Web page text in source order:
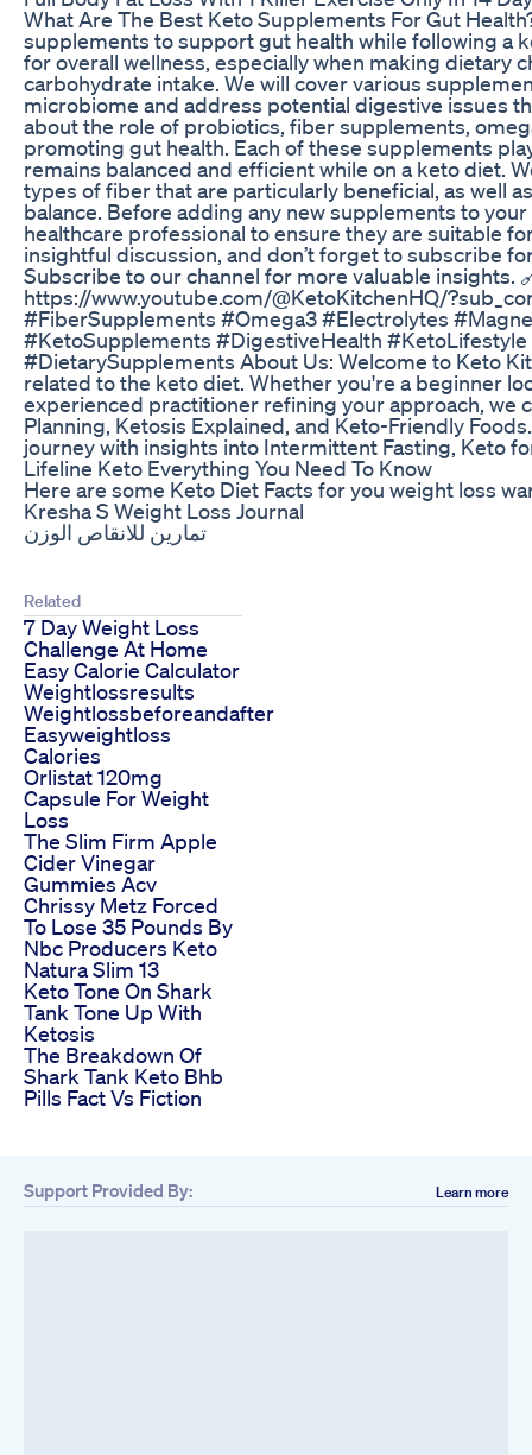
What Are The Best Keto Supplements For Gut
supplements to support gut health while following a
for overall wellness, especially when making dietary
carbohydrate intake. We will cover various
microbiome and address potential digestive issues
about the role of probiotics, fiber supplements,
promoting gut health. Each of these supplements
remains balanced and efficient while on a keto diet.
types of fiber that are particularly beneficial, as well
balance. Before adding any new supplements to
healthcare professional to ensure they are suitable
insightful discussion, and don’t forget to subscribe
Subscribe to our channel for more valuable insights.
https://www.youtube.com/@KetoKitchenHQ/
#FiberSupplements #Omega3 #Electrolytes
#KetoSupplements #DigestiveHealth
#DietarySupplements About Us: Welcome to Keto
related to the keto diet. Whether you're a beginner
experienced practitioner refining your approach, we
Planning, Ketosis Explained, and Keto-Friendly
journey with insights into Intermittent Fasting, Keto
Lifeline Keto Everything You Need To Know
Here are some Keto Diet Facts for you weight loss
Kresha S Weight Loss Journal
تمارين للانقاص الوزن
Related
7 Day Weight Loss
Challenge At Home
Easy Calorie Calculator
Weightlossresults
Weightlossbeforeandafter
Easyweightloss
Calories
Orlistat 120mg
Capsule For Weight
Loss
The Slim Firm Apple
Cider Vinegar
Gummies Acv
Chrissy Metz Forced
To Lose 35 Pounds By
Nbc Producers Keto
Natura Slim 13
Keto Tone On Shark
Tank Tone Up With
Ketosis
The Breakdown Of
Shark Tank Keto Bhb
Pills Fact Vs Fiction
Support Provided By: Learn more